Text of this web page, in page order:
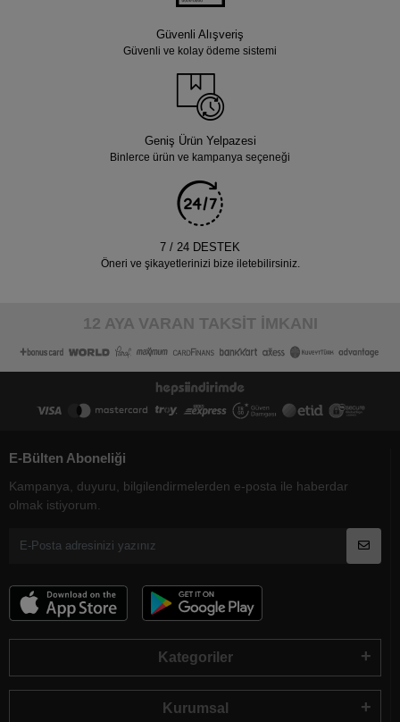
Güvenli Alışveriş
Güvenli ve kolay ödeme sistemi
Geniş Ürün Yelpazesi
Binlerce ürün ve kampanya seçeneği
7 / 24 DESTEK
Öneri ve şikayetlerinizi bize iletebilirsiniz.
12 AYA VARAN TAKSİT İMKANI
E-Bülten Aboneliği
Kampanya, duyuru, bilgilendirmelerden e-posta ile haberdar
olmak istiyorum.
Kategoriler
Kurumsal